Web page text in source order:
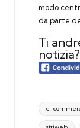
modo
da parte
Ti
notizia?
Tags:
e-